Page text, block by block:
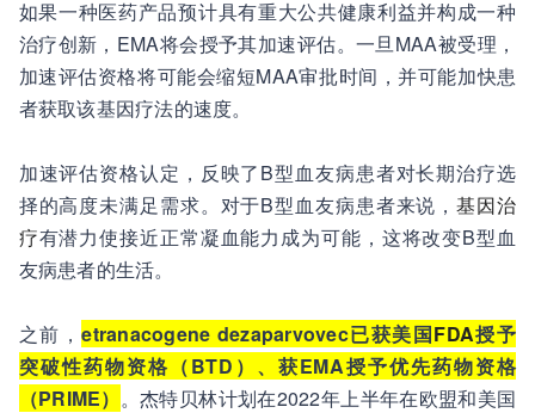
如果一种医药产品预计具有重大公共健康利益并构成一种
治疗创新，EMA将会授予其加速评估。一旦MAA被受理，
加速评估资格将可能会缩短MAA审批时间，并可能加快患
者获取该基因疗法的速度。
加速评估资格认定，反映了B型血友病患者对长期治疗选
择的高度未满足需求。对于B型血友病患者来说，基因治
疗有潜力使接近正常凝血能力成为可能，这将改变B型血
友病患者的生活。
之前，etranacogene dezaparvovec已获美国FDA授予
突破性药物资格（BTD）、获EMA授予优先药物资格
（PRIME） 。杰特贝林计划在2022年上半年在欧盟和美国